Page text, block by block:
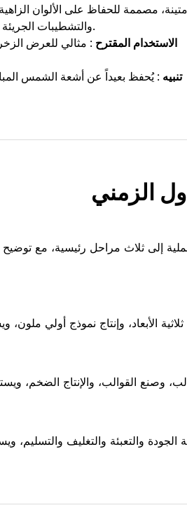
والتشطيباتالمخصصة لدينا.
الاستخدام المقترح : مثالي للعرض
تنبيه : يُحفظ بعيداً عن أشعة الشمس
الزمني
إلى ثلاث مراحل رئيسية، مع
وإنتاج نموذج أولي ملون، ويستغرق ذلك من 5
والإنتاج الضخم، ويستغرق ذلك ما بين